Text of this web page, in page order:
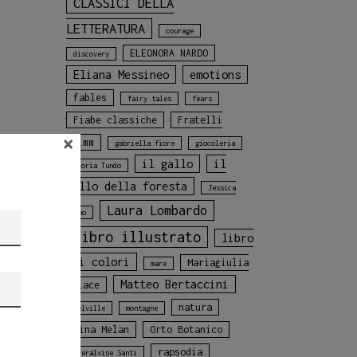
CLASSICI DELLA
LETTERATURA
courage
discovery ELEONORA NARDO
Eliana Messineo emotions
fables fairy tales fears
Fiabe classiche
Fratelli
Grimm
gabriella fiore giocoleria
Gloria Tundo il gallo
il
gallo della foresta
Jessica
Adamo Laura Lombardo
libro illustrato
libro
sui colori
mare
Mariagiulia
Colace
Matteo Bertaccini
Melville montagne
natura
Nina Melan
Orto Botanico
Pieralvise Santi rapsodia
×